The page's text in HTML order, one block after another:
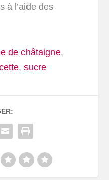
à l’aide des
de châtaigne,
,sucre